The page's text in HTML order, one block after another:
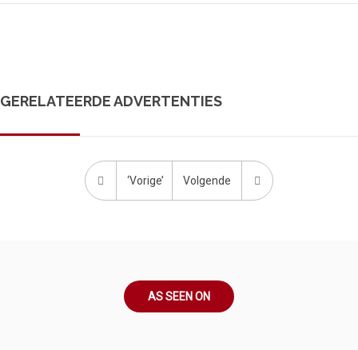
GERELATEERDE ADVERTENTIES
‘Vorige’ Volgende
AS SEEN ON